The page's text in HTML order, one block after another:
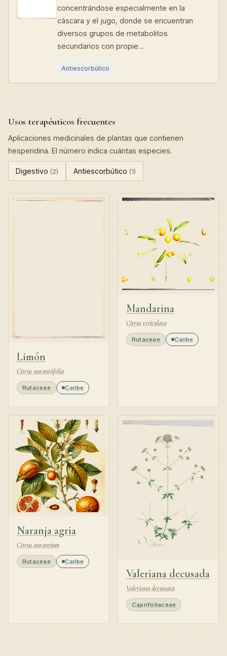
concentrándose especialmente en la
cáscara y el jugo, donde se encuentran
diversos grupos de metabolitos
secundarios con propie…
Antiescorbútico
Usos terapéuticos frecuentes
Aplicaciones medicinales de plantas que contienen
hesperidina. El número indica cuántas especies.
Digestivo (2) Antiescorbútico (1)
Limón
Citrus aurantiifolia
Rutaceae Caribe
Mandarina
Citrus reticulata
Rutaceae Caribe
Naranja agria
Citrus aurantium
Rutaceae Caribe
Valeriana decusada
Valeriana decussata
Caprifoliaceae